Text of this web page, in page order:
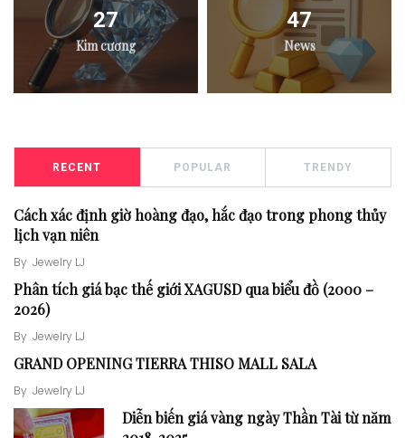
27
Kim cương
47
News
RECENT POPULAR TRENDY
Cách xác định giờ hoàng đạo, hắc đạo trong phong thủy
lịch vạn niên
By Jewelry LJ
Phân tích giá bạc thế giới XAGUSD qua biểu đồ (2000 –
2026)
By Jewelry LJ
GRAND OPENING TIERRA THISO MALL SALA
By Jewelry LJ
Diễn biến giá vàng ngày Thần Tài từ năm